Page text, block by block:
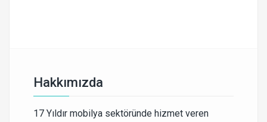
Hakkımızda
17 Yıldır mobilya sektöründe hizmet veren